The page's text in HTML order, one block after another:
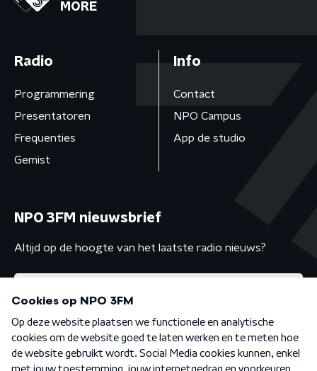
MORE
Radio
Programmering
Presentatoren
Frequenties
Gemist
Info
Contact
NPO Campus
App de studio
NPO 3FM nieuwsbrief
Altijd op de hoogte van het laatste radio nieuws?
Algemene voorwaarden Privacybeleid